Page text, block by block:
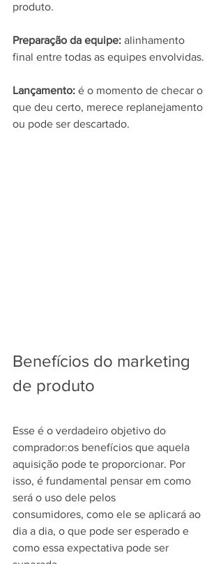
produto.
Preparação da equipe: alinhamento
final entre todas as equipes envolvidas.
Lançamento: é o momento de checar o
que deu certo, merece replanejamento
ou pode ser descartado.
Benefícios do marketing
de produto
Esse é o verdadeiro objetivo do
comprador:os benefícios que aquela
aquisição pode te proporcionar. Por
isso, é fundamental pensar em como
será o uso dele pelos
consumidores, como ele se aplicará ao
dia a dia, o que pode ser esperado e
como essa expectativa pode ser